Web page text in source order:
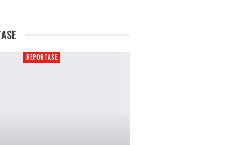
REPORTASE